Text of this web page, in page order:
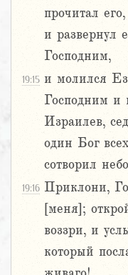
прочитал
и развернул
Господним,
19:15 и молился
Господним и
Израилев,
один Бог
сотворил
19:16 Приклони,
[меня];
воззри, и
который